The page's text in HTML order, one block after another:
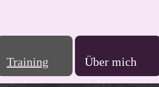
Training Über mich